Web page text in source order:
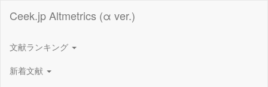
Ceek.jp Altmetrics (α ver.)
文献ランキング
新着文献